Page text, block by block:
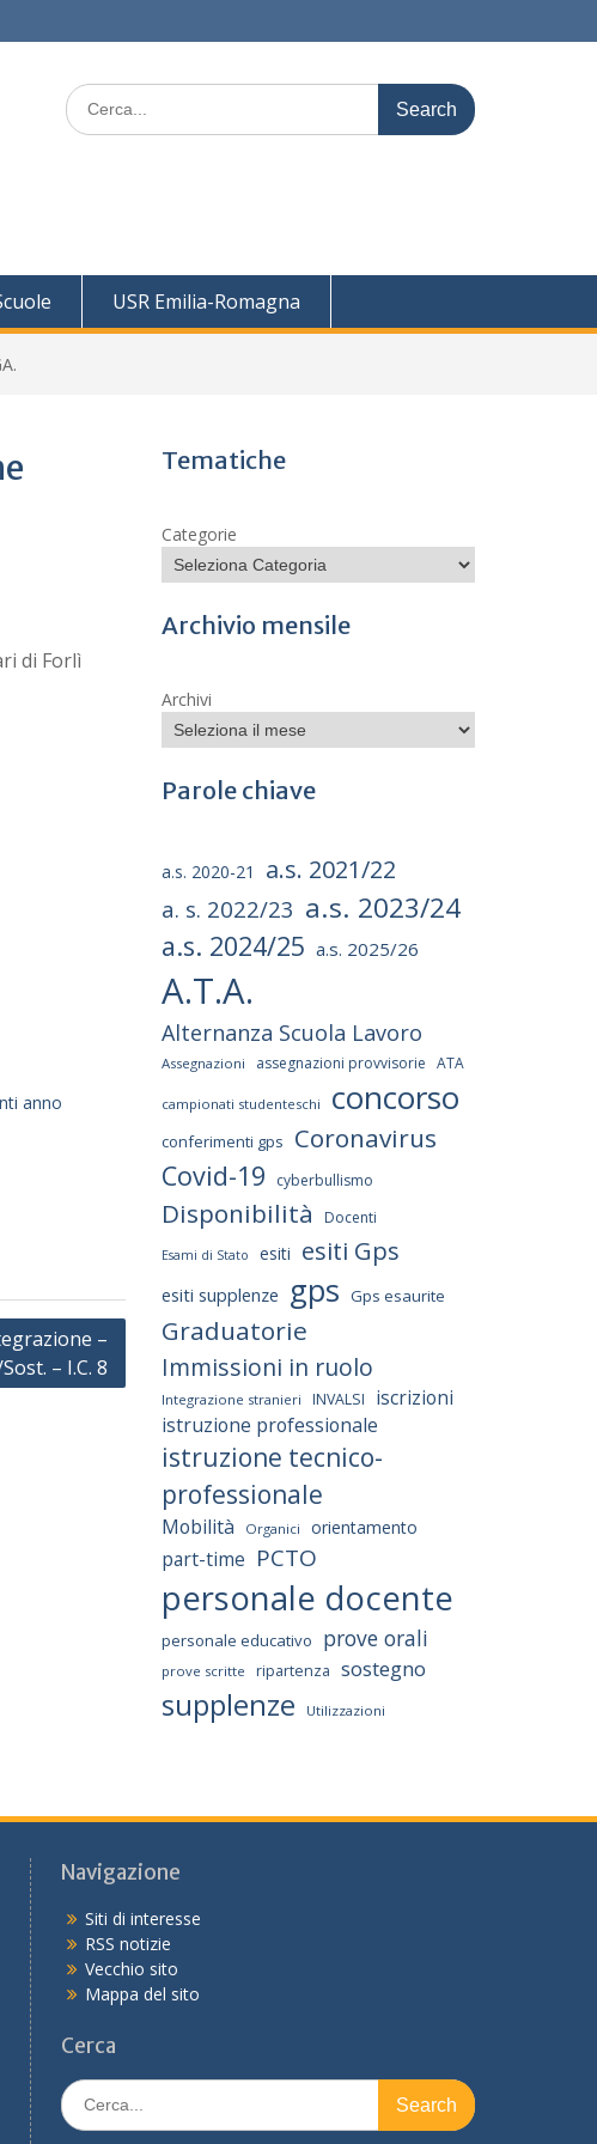
Search
for:
USR Emilia-Romagna
di Forlì
anno
–
– I.C. 8
Tematiche
Categorie
Archivio mensile
Archivi
Parole chiave
a.s. 2020-21 a.s. 2021/22
a. s. 2022/23 a.s. 2023/24
a.s. 2024/25 a.s. 2025/26
A.T.A.
Alternanza Scuola Lavoro
Assegnazioni assegnazioni provvisorie ATA
campionati studenteschi concorso
conferimenti gps Coronavirus
Covid-19 cyberbullismo
Disponibilità Docenti
Esami di Stato esiti esiti Gps
esiti supplenze gps Gps esaurite
Graduatorie
Immissioni in ruolo
Integrazione stranieri INVALSI
iscrizioni
istruzione professionale
istruzione tecnico-
professionale
Mobilità Organici orientamento
part-time PCTO
personale docente
personale educativo prove orali
prove scritte ripartenza sostegno
supplenze Utilizzazioni
Navigazione
Siti di interesse
RSS notizie
Vecchio sito
Mappa del sito
Cerca
Search
for: